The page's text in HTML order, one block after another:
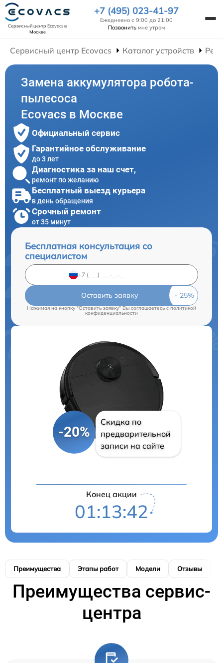
Сервисный центр Ecovacsв
Москве
+7 (495) 023-41-97
Ежедневно с 9:00 до 21:00
Позвонить мне утром
Сервисный центр Ecovacs Каталог устройств
Замена аккумулятора робота-
пылесоса
Ecovacs в Москве
Официальный сервис
Гарантийное обслуживание
до 3 лет
Диагностика за наш счет,
ремонт по желанию
Бесплатный выезд курьера
в день обращения
Срочный ремонт
от 35 минут
Бесплатная консультация со
специалистом
Оставить заявку
Нажимая на кнопку "Оставить заявку" Вы соглашаетесь cполитикой
конфиденциальности
-20%
Скидка по
предварительной
записи на сайте
Конец акции
01:13:42
Преимущества Этапы работ Модели Отзывы
Преимущества сервис-
центра